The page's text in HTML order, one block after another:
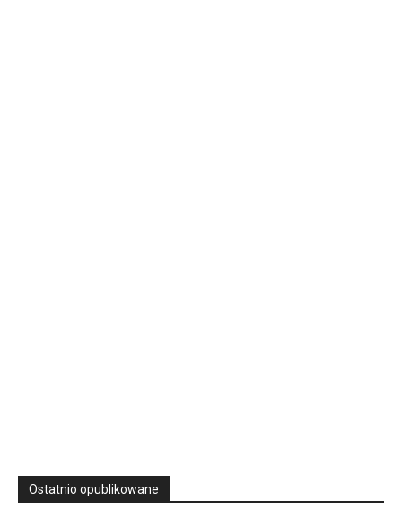
Ostatnio opublikowane